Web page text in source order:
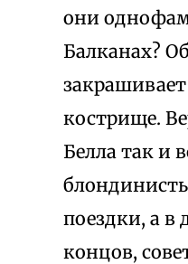
они
Балканах?
кострище.
Белла так и
поездки, а
концов,